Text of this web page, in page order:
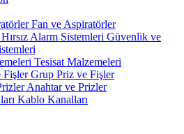
Fan ve Aspiratörler
Güvenlik ve
Tesisat Malzemeleri
Grup Priz ve Fişler
Anahtar ve Prizler
Kablo Kanalları